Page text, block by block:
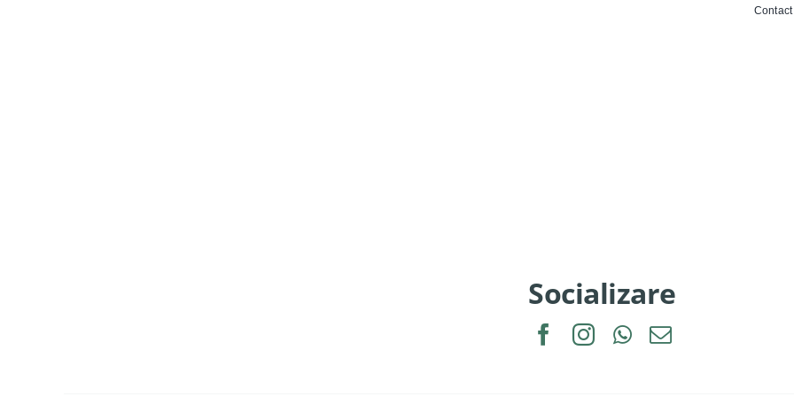
Contact
Socializare